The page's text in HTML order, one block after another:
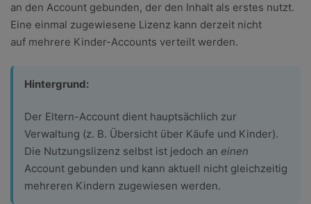
an den Account gebunden, der den Inhalt als erstes nutzt.
Eine einmal zugewiesene Lizenz kann derzeit nicht
auf mehrere Kinder-Accounts verteilt werden.
Hintergrund:
Der Eltern-Account dient hauptsächlich zur
Verwaltung (z. B. Übersicht über Käufe und Kinder).
Die Nutzungslizenz selbst ist jedoch an einen
Account gebunden und kann aktuell nicht gleichzeitig
mehreren Kindern zugewiesen werden.